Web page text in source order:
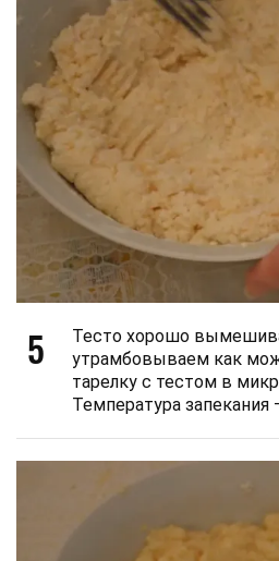
5
Тесто хорошо
утрамбовываем как
тарелку с тестом в
Температура запекания